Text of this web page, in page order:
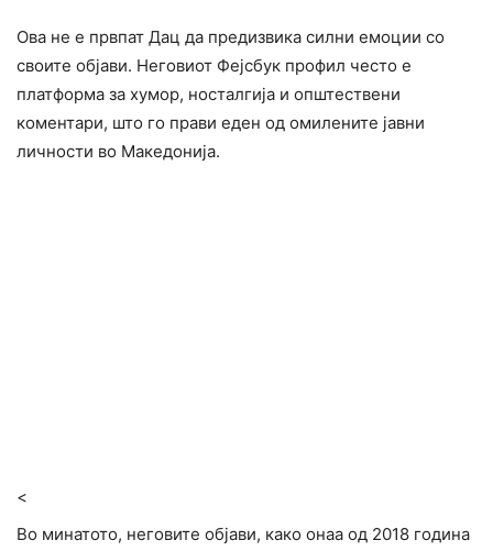
Ова не е првпат Дац да предизвика силни емоции со
своите објави. Неговиот Фејсбук профил често е
платформа за хумор, носталгија и општествени
коментари, што го прави еден од омилените јавни
личности во Македонија.
<
Во минатото, неговите објави, како онаа од 2018 година